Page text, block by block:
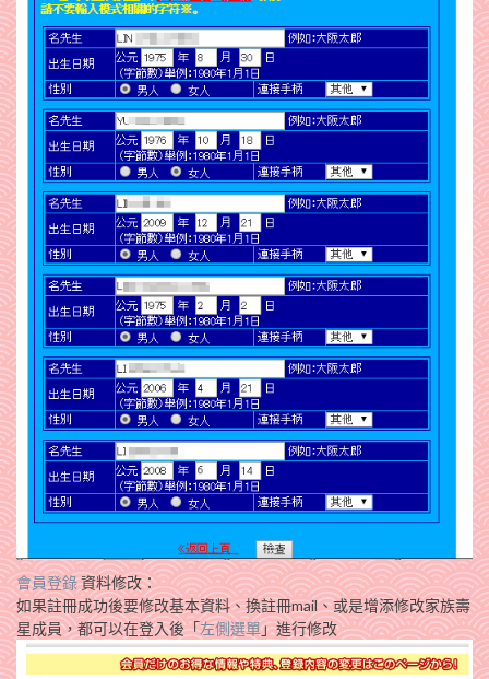
會員登錄資料修改：
如果註冊成功後要修改基本資料、換註冊mail、或是增添修改家族壽
星成員，都可以在登入後「左側選單」進行修改